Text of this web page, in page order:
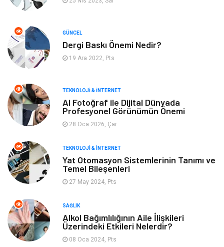
Turizm
Plaka Tanıma Sistemleri Hediyelik Eşya
Tarım & Hayvancılık Moda
GÜNCEL
Dergi Baskı Önemi Nedir?
19 Ara 2022, Pts
TEKNOLOJI & İNTERNET
AI Fotoğraf ile Dijital Dünyada
Profesyonel Görünümün Önemi
28 Oca 2026, Çar
TEKNOLOJI & İNTERNET
Yat Otomasyon Sistemlerinin Tanımı ve
Temel Bileşenleri
27 May 2024, Pts
SAĞLIK
Alkol Bağımlılığının Aile İlişkileri
Üzerindeki Etkileri Nelerdir?
08 Oca 2024, Pts